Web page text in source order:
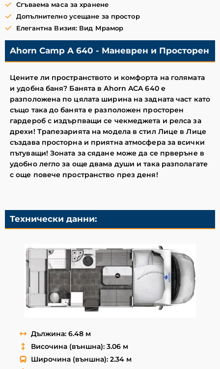
Сгъваема маса за хранене
Допълнително усещане за простор
Елегантна Визия: Вид Мрамор
Ahorn Camp A 640 - Маневрен и Просторен
Цените ли пространството и комфорта на голямата
и удобна баня? Банята в Ahorn ACA 640 e
разположена по цялата ширина на задната част като
също така до банята е разположен просторен
гардероб с издърпващи се чекмеджета и релса за
дрехи! Трапезарията на модела в стил Лице в Лице
създава просторна и приятна атмосфера за всички
пътуващи! Зоната за сядане може да се прверъне в
удобно легло за още двама души и така разполагате
с още повече пространство през деня!
Технически данни:
Дължина: 6.48 м
Височина (външна): 3.06 м
Широчина (външна): 2.34 м